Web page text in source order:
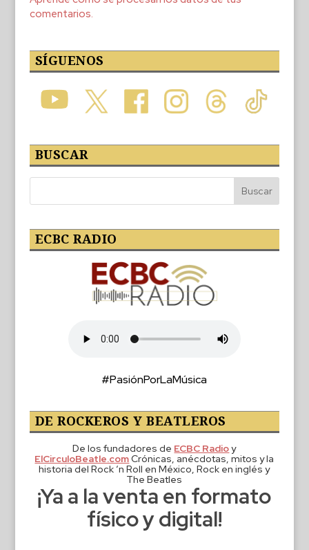
comentarios.
SÍGUENOS
BUSCAR
ECBC RADIO
#PasiónPorLaMúsica
DE ROCKEROS Y BEATLEROS
De los fundadores de ECBC Radioy
ElCirculoBeatle.comCrónicas, anécdotas, mitos y la
historia del Rock ‘n Roll en México, Rock en inglés y
The Beatles
¡Ya a la venta en formato
físico y digital!